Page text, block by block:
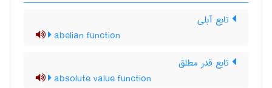
تابع آبلی
abelian function
تابع قدر مطلق
absolute value function